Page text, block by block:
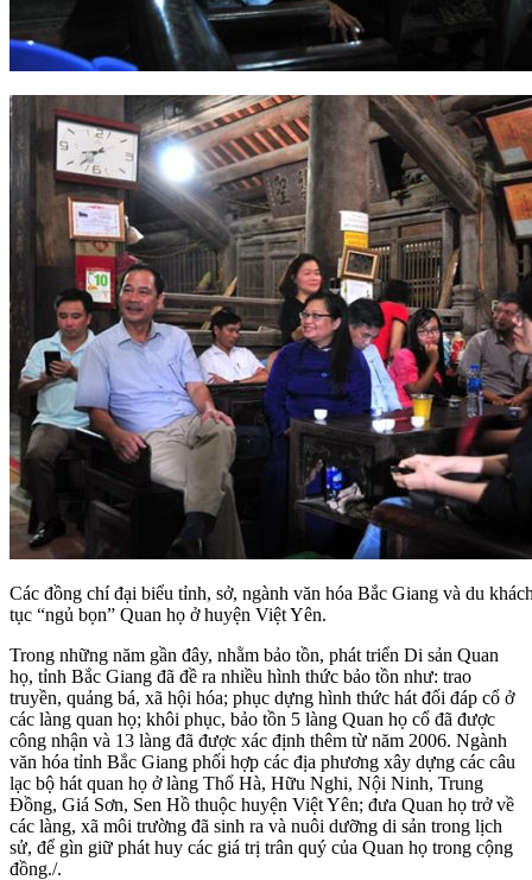
Các đồng chí đại biểu tỉnh, sở, ngành văn hóa Bắc Giang và du
tục “ngủ bọn” Quan họ ở huyện Việt Yên.
Trong những năm gần đây, nhằm bảo tồn, phát triển Di sản Quan
họ, tỉnh Bắc Giang đã đề ra nhiều hình thức bảo tồn như: trao
truyền, quảng bá, xã hội hóa; phục dựng hình thức hát đối đáp cổ ở
các làng quan họ; khôi phục, bảo tồn 5 làng Quan họ cổ đã được
công nhận và 13 làng đã được xác định thêm từ năm 2006. Ngành
văn hóa tỉnh Bắc Giang phối hợp các địa phương xây dựng các câu
lạc bộ hát quan họ ở làng Thổ Hà, Hữu Nghi, Nội Ninh, Trung
Đồng, Giá Sơn, Sen Hồ thuộc huyện Việt Yên; đưa Quan họ trở về
các làng, xã môi trường đã sinh ra và nuôi dưỡng di sản trong lịch
sử, để gìn giữ phát huy các giá trị trân quý của Quan họ trong cộng
đồng./.